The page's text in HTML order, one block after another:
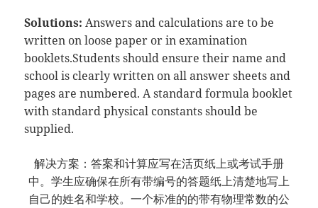
Solutions: Answers and calculations are to be
written on loose paper or in examination
booklets.Students should ensure their name and
school is clearly written on all answer sheets and
pages are numbered. A standard formula booklet
with standard physical constants should be
supplied.
解决方案：答案和计算应写在活页纸上或考试手册
中。学生应确保在所有带编号的答题纸上清楚地写上
自己的姓名和学校。一个标准的的带有物理常数的公